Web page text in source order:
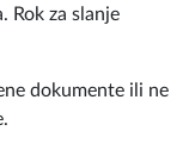
Rok za slanje
dokumente ili ne